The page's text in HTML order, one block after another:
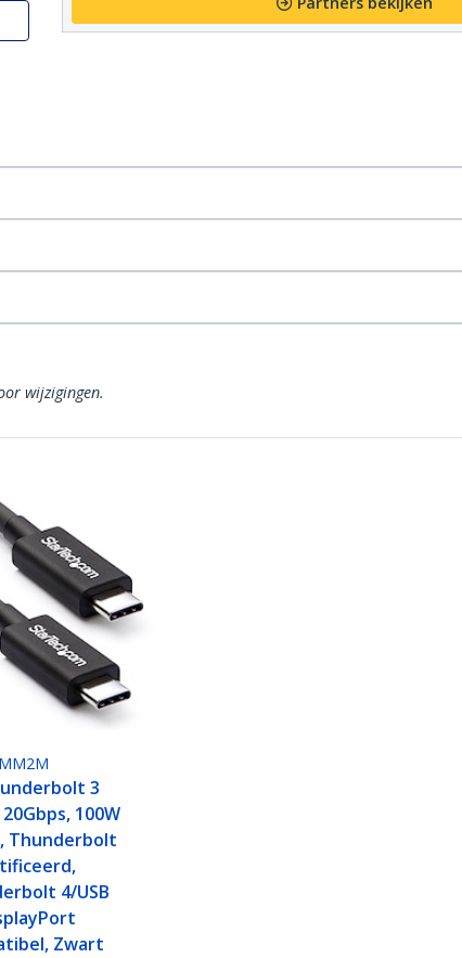
wijzigingen.
3
100W
Thunderbolt
4/USB
Zwart